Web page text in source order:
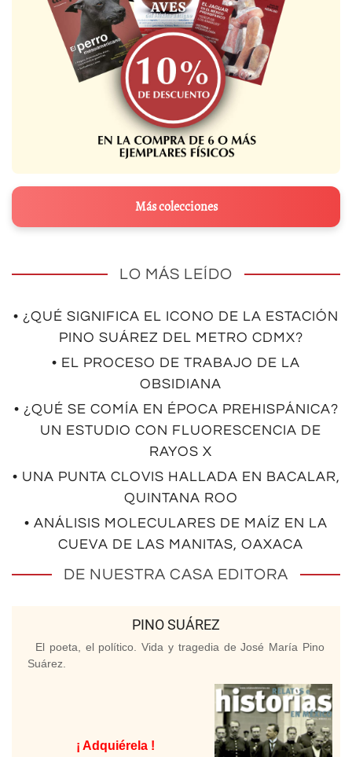
Más colecciones
LO MÁS LEÍDO
• ¿QUÉ SIGNIFICA EL ICONO DE LA ESTACIÓN
PINO SUÁREZ DEL METRO CDMX?
• EL PROCESO DE TRABAJO DE LA
OBSIDIANA
• ¿QUÉ SE COMÍA EN ÉPOCA PREHISPÁNICA?
UN ESTUDIO CON FLUORESCENCIA DE
RAYOS X
• UNA PUNTA CLOVIS HALLADA EN BACALAR,
QUINTANA ROO
• ANÁLISIS MOLECULARES DE MAÍZ EN LA
CUEVA DE LAS MANITAS, OAXACA
DE NUESTRA CASA EDITORA
PINO SUÁREZ
El poeta, el político. Vida y tragedia de José María Pino
Suárez.
¡ Adquiérela !